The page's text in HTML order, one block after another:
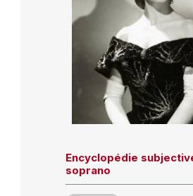
Encyclopédie
soprano